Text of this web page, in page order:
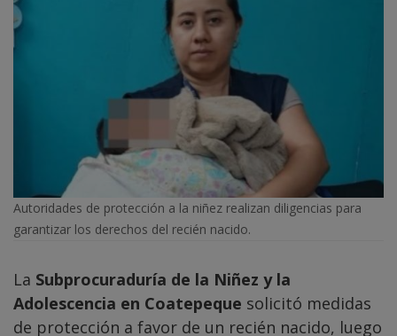
Autoridades de protección a la niñez realizan diligencias para
garantizar los derechos del recién nacido.
La Subprocuraduría de la Niñez y la
Adolescencia en Coatepeque solicitó medidas
de protección a favor de un recién nacido, luego